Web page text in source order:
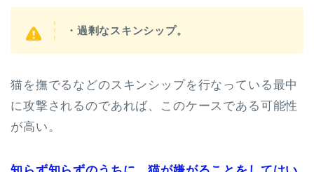
・過剰なスキンシップ。
猫を撫でるなどのスキンシップを行なっている最中
に攻撃されるのであれば、このケースである可能性
が高い。